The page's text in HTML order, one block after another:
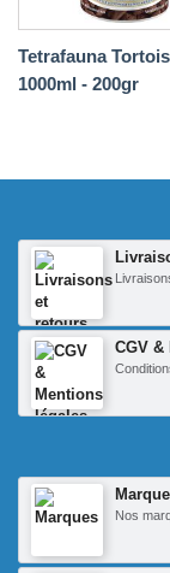
Tetrafauna
1000ml - 200gr
CGV &
Nos